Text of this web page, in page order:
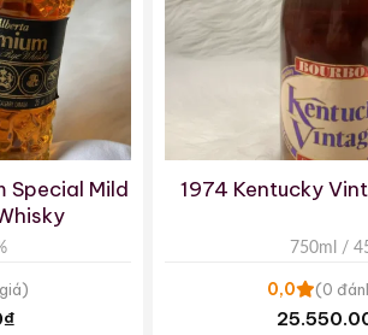
Special Mild
₫
1974 Kentucky
750ml /
0,0 (0